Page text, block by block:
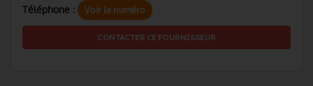
Téléphone : Voir le numéro
CONTACTER CE FOURNISSEUR